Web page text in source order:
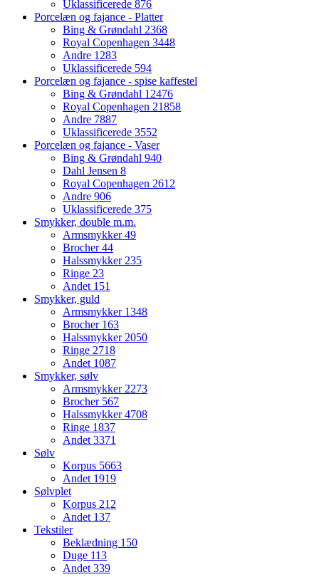
Uklassificerede 876
Porcelæn og fajance - Platter
Bing & Grøndahl 2368
Royal Copenhagen 3448
Andre 1283
Uklassificerede 594
Porcelæn og fajance - spise kaffestel
Bing & Grøndahl 12476
Royal Copenhagen 21858
Andre 7887
Uklassificerede 3552
Porcelæn og fajance - Vaser
Bing & Grøndahl 940
Dahl Jensen 8
Royal Copenhagen 2612
Andre 906
Uklassificerede 375
Smykker, double m.m.
Armsmykker49
Brocher44
Halssmykker235
Ringe 23
Andet 151
Smykker, guld
Armsmykker 1348
Brocher 163
Halssmykker2050
Ringe 2718
Andet 1087
Smykker, sølv
Armsmykker2273
Brocher 567
Halssmykker4708
Ringe 1837
Andet3371
Sølv
Korpus 5663
Andet 1919
Sølvplet
Korpus 212
Andet 137
Tekstiler
Beklædning 150
Duge 113
Andet339